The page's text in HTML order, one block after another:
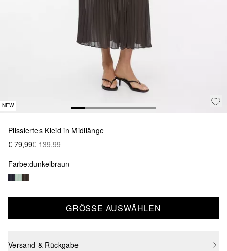
NEW
Plissiertes Kleid in Midilänge
€ 79,99€ 139,99
Farbe:dunkelbraun
GRÖSSE AUSWÄHLEN
Versand & Rückgabe